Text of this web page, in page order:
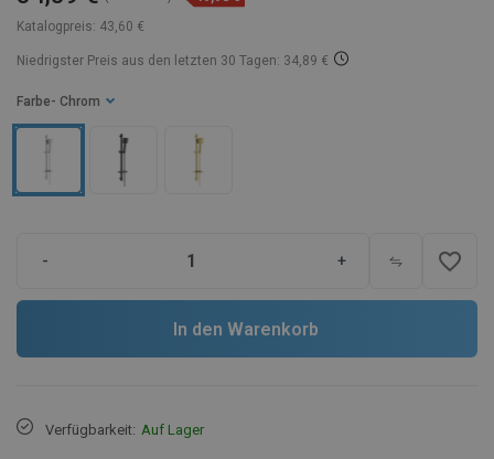
Katalogpreis: 43,60 €
Niedrigster Preis aus den letzten 30 Tagen: 34,89 €
Farbe - Chrom
- + favorite_border
In den Warenkorb
Verfügbarkeit: Auf Lager